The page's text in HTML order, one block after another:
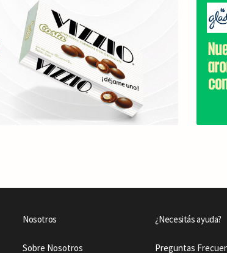
Nosotros
Sobre Nosotros
¿Necesitás ayuda?
Preguntas